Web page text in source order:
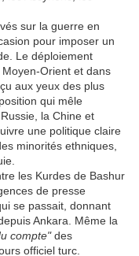
sur la guerre en
pour imposer un
Le déploiement
Orient et dans
aux yeux des plus
qui mêle
la Chine et
une politique claire
minorités ethniques,
les Kurdes de Bashur
de presse
se passait, donnant
Ankara. Même la
compte"des
officiel turc.